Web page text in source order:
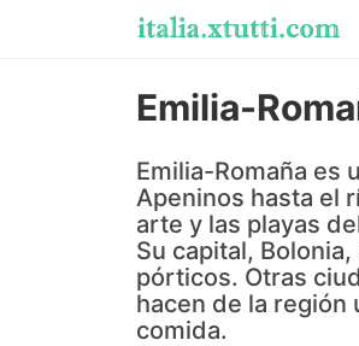
Emilia-
Emilia-Romaña es
Apeninos hasta el
arte y las playas
Su capital,
pórticos. Otras
hacen de la región
comida.